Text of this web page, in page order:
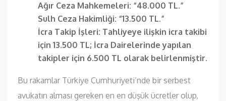
Ağır Ceza Mahkemeleri: “48.000 TL.”
Sulh Ceza Hakimliği: “13.500 TL.”
İcra Takip İşleri: Tahliyeye ilişkin icra takibi
için 13.500 TL; İcra Dairelerinde yapılan
takipler için 6.500 TL olarak belirlenmiştir.
Bu rakamlar Türkiye Cumhuriyeti’nde bir serbest
avukatın alması gereken en en düşük ücretler olup,